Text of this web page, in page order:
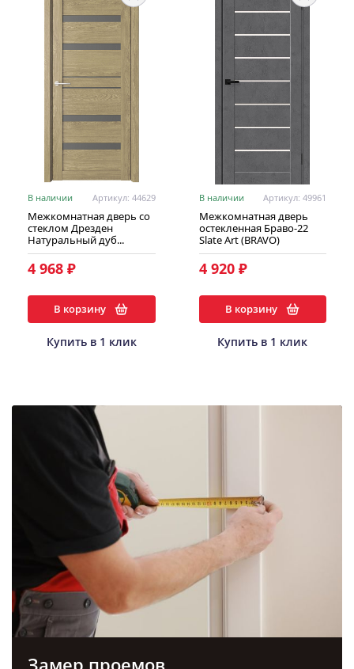
В наличии Артикул: 44629
Межкомнатная дверь со
стеклом Дрезден
Натуральный дуб...
4 968 ₽
В корзину
Купить в 1 клик
В наличии Артикул: 49961
Межкомнатная дверь
остекленная Браво-22
Slate Art (BRAVO)
4 920 ₽
В корзину
Купить в 1 клик
Замер проемов